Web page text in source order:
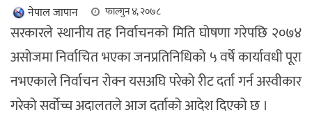
नेपाल जापान फाल्गुन ४, २०७८
सरकारले स्थानीय तह निर्वाचनको मिति घोषणा गरेपछि २०७४
असोजमा निर्वाचित भएका जनप्रतिनिधिको ५ वर्षे कार्यावधी पूरा
नभएकाले निर्वाचन रोक्न यसअघि परेको रीट दर्ता गर्न अस्वीकार
गरेको सर्वोच्च अदालतले आज दर्ताको आदेश दिएको छ ।